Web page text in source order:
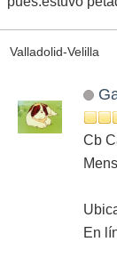
Valladolid-Velilla
Cb
En